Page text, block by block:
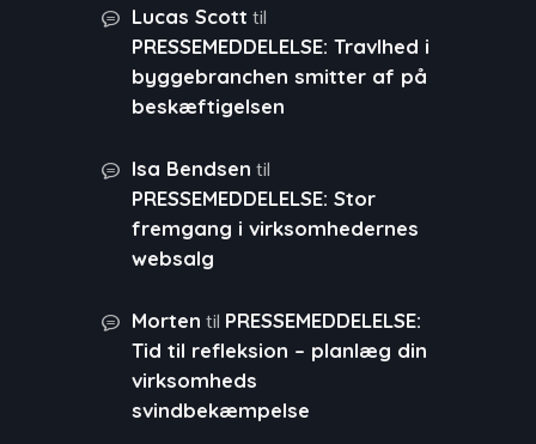
Lucas Scott til
PRESSEMEDDELELSE: Travlhed i
byggebranchen smitter af på
beskæftigelsen
Isa Bendsen til
PRESSEMEDDELELSE: Stor
fremgang i virksomhedernes
websalg
Morten til PRESSEMEDDELELSE:
Tid til refleksion – planlæg din
virksomheds
svindbekæmpelse